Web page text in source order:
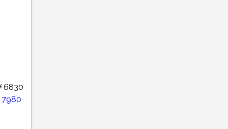
6830
7980